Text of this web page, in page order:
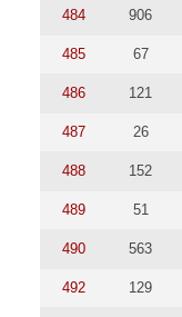
484 906
485 67
486 121
487 26
488 152
489 51
490 563
492 129